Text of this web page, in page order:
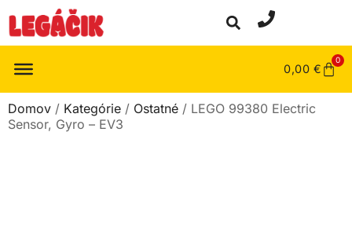
0,00 €
0
Domov / Kategórie / Ostatné / LEGO 99380 Electric
Sensor, Gyro – EV3